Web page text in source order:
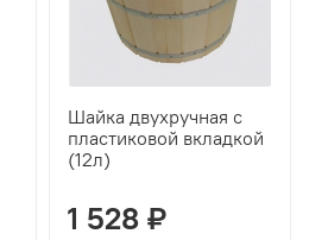
Шайка двухручная с
пластиковой вкладкой
(12л)
1 528 ₽